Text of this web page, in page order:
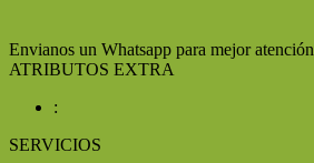
Envianos un Whatsapp para mejor atención
ATRIBUTOS EXTRA
:
SERVICIOS